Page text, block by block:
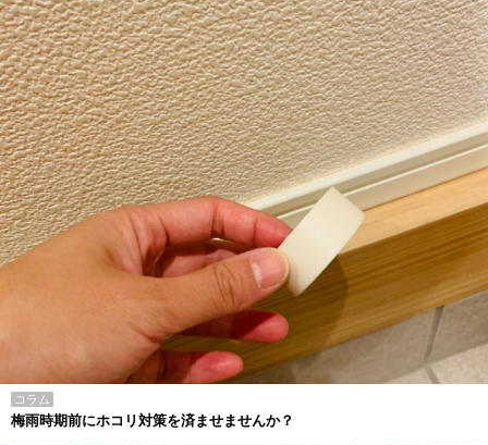
コラム
梅雨時期前にホコリ対策を済ませませんか？